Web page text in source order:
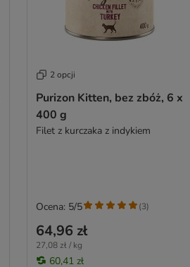
2 opcji
Purizon Kitten, bez zbóż, 6 x
400 g
Filet z kurczaka z indykiem
64,96 zł
27,08 zł / kg
60,41 zł
Ocena: 5/5 (3)